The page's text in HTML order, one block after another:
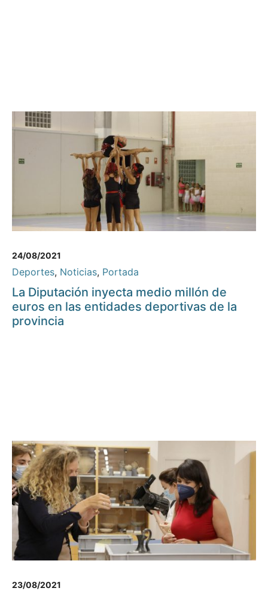
24/08/2021
Deportes, Noticias, Portada
La Diputación inyecta medio millón de
euros en las entidades deportivas de la
provincia
23/08/2021